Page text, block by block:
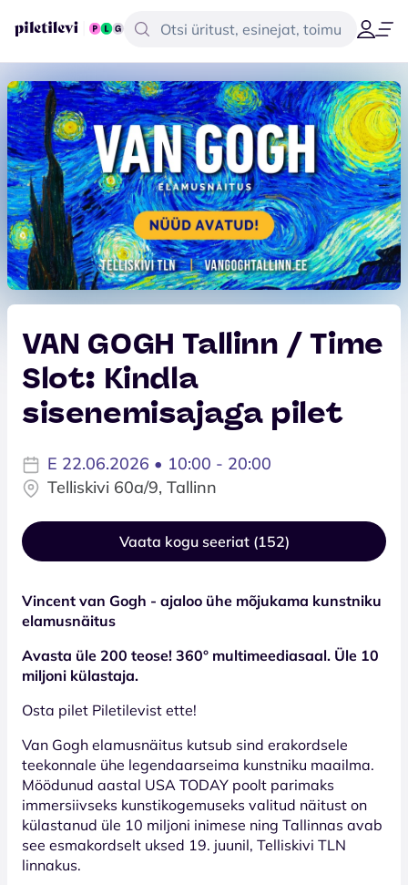
VAN GOGH Tallinn / Time
Slot: Kindla
sisenemisajaga pilet
E 22.06.2026 • 10:00 - 20:00
Telliskivi 60a/9, Tallinn
Vaata kogu seeriat (152)
Vincent van Gogh - ajaloo ühe mõjukama kunstniku
elamusnäitus
Avasta üle 200 teose! 360° multimeediasaal. Üle 10
miljoni külastaja.
Osta pilet Piletilevist ette!
Van Gogh elamusnäitus kutsub sind erakordsele
teekonnale ühe legendaarseima kunstniku maailma.
Möödunud aastal USA TODAY poolt parimaks
immersiivseks kunstikogemuseks valitud näitust on
külastanud üle 10 miljoni inimese ning Tallinnas avab
see esmakordselt uksed 19. juunil, Telliskivi TLN
linnakus.